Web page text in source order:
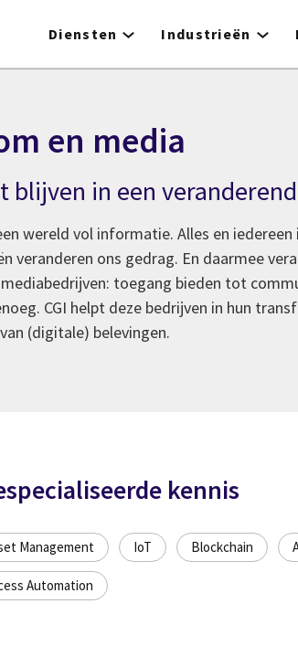
Diensten Industrieën
en media
blijven in een
wereld vol informatie. Alles en
veranderen ons gedrag. En daarmee
toegang bieden tot
CGI helpt deze bedrijven in hun
(digitale) belevingen.
kennis
Management IoT Blockchain
Automation